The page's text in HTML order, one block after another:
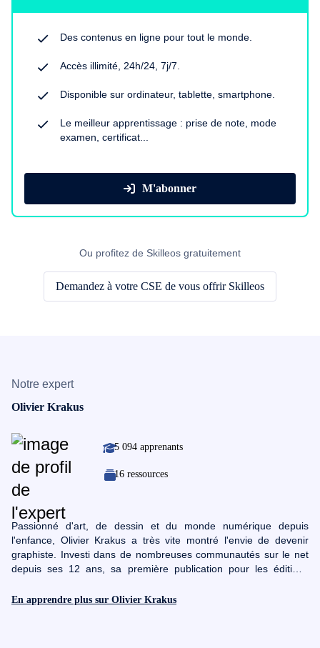
Des contenus en ligne pour tout le monde.
Accès illimité, 24h/24, 7j/7.
Disponible sur ordinateur, tablette, smartphone.
Le meilleur apprentissage : prise de note, mode
examen, certificat...
M'abonner
Ou profitez de Skilleos gratuitement
Demandez à votre CSE de vous offrir Skilleos
Notre expert
Olivier Krakus
5 094 apprenants
16 ressources
Passionné d'art, de dessin et du monde numérique depuis
l'enfance, Olivier Krakus a très vite montré l'envie de devenir
graphiste. Investi dans de nombreuses communautés sur le net
depuis ses 12 ans, sa première publication pour les éditions
Creation à 16 ans l'a conforté dans l'idée que son choix était le
En apprendre plus sur Olivier Krakus